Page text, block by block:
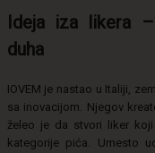
Ideja iza likera
duha
IOVEM je nastao u Italiji,
sa inovacijom. Njegov
želeo je da stvori liker
kategorije pića. Umesto